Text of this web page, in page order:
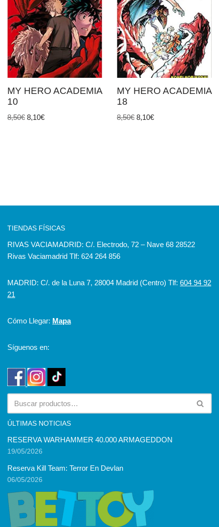
MY HERO ACADEMIA
10
8,50€ 8,10€
MY HERO ACADEMIA
18
8,50€ 8,10€
TIENDAS FÍSICAS
RIVAS VACIAMADRID: C/. Electrodo, 72 – Nave 68 28522
Rivas Vaciamadrid Tlf: 624 264 856
MADRID: C/. de la Luna 7, 28004 Madrid (Centro) Tlf: 604 94 92
21
Cómo Llegar: Mapa
Síguenos en:
ÚLTIMAS NOTICIAS
RESERVA WARHAMMER 40.000 ARMAGEDDON
19/05/2026
Reserva Kill Team: Terror En Devlan
06/05/2026